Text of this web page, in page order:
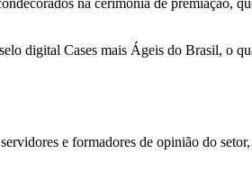
digital Cases mais Ágeis do Brasil, o
e formadores de opinião do